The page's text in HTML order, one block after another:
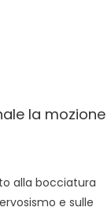
la mozione
alla bocciatura
e sulle